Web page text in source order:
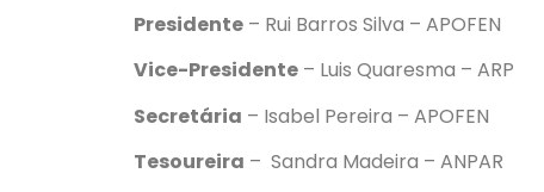
Presidente – Rui Barros Silva – APOFEN
Vice-Presidente – Luis Quaresma – ARP
Secretária – Isabel Pereira – APOFEN
Tesoureira – Sandra Madeira – ANPAR